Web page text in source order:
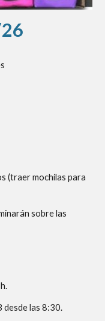
(traer mochilas para
sobre las
desde las 8:30.